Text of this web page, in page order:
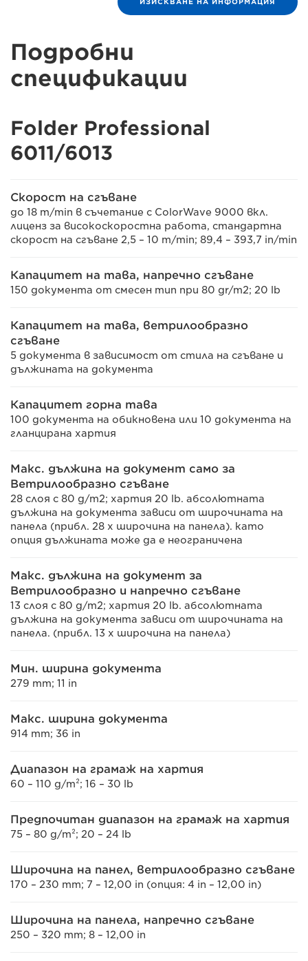
Подробни
спецификации
Folder Professional
6011/6013
Скорост на сгъване
до 18 m/min в съчетание с ColorWave 9000 вкл.
лиценз за високоскоростна работа, стандартна
скорост на сгъване 2,5 – 10 m/min; 89,4 – 393,7 in/min
Капацитет на тава, напречно сгъване
150 документа от смесен тип при 80 gr/m2; 20 lb
Капацитет на тава, ветрилообразно
сгъване
5 документа в зависимост от стила на сгъване и
дължината на документа
Капацитет горна тава
100 документа на обикновена или 10 документа на
гланцирана хартия
Макс. дължина на документ само за
Ветрилообразно сгъване
28 слоя с 80 g/m2; хартия 20 lb. абсолютната
дължина на документа зависи от широчината на
панела (прибл. 28 x широчина на панела). като
опция дължината може да е неограничена
Макс. дължина на документ за
Ветрилообразно и напречно сгъване
13 слоя с 80 g/m2; хартия 20 lb. абсолютната
дължина на документа зависи от широчината на
панела. (прибл. 13 x широчина на панела)
Мин. ширина документа
279 mm; 11 in
Макс. ширина документа
914 mm; 36 in
Диапазон на грамаж на хартия
60 – 110 g/m²; 16 – 30 lb
Предпочитан диапазон на грамаж на хартия
75 – 80 g/m²; 20 – 24 lb
Широчина на панел, ветрилообразно сгъване
170 – 230 mm; 7 – 12,00 in (опция: 4 in – 12,00 in)
Широчина на панела, напречно сгъване
250 – 320 mm; 8 – 12,00 in